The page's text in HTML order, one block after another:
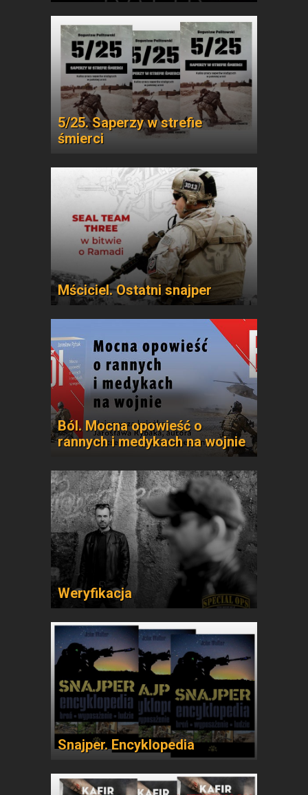
5/25. Saperzy w strefie
śmierci
Mściciel. Ostatni snajper
Ból. Mocna opowieść o
rannych i medykach na wojnie
Weryfikacja
Snajper. Encyklopedia